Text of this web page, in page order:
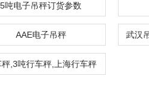
5吨电子吊秤订货参数
AAE电子吊秤
秤,3吨行车秤,上海行车秤